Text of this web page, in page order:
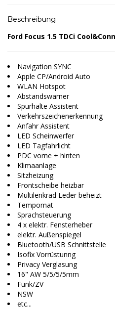
Beschreibung
Ford Focus 1.5 TDCi
Navigation SYNC
Apple CP/Android Auto
WLAN Hotspot
Abstandswarner
Spurhalte Assistent
Verkehrszeichenerkennung
Anfahr Assistent
LED Scheinwerfer
LED Tagfahrlicht
PDC vorne + hinten
Klimaanlage
Sitzheizung
Frontscheibe heizbar
Multilenkrad Leder beheizt
Tempomat
Sprachsteuerung
4 x elektr. Fensterheber
elektr. Außenspiegel
Bluetooth/USB Schnittstelle
Isofix Vorrüstunng
Privacy Verglasung
16" AW 5/5/5/5mm
Funk/ZV
NSW
etc...